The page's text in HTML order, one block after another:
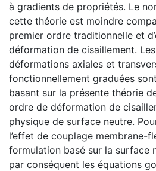
à gradients de propriétés. Le
cette théorie est moindre
premier ordre traditionnelle et
déformation de cisaillement.
déformations axiales et
fonctionnellement graduées
basant sur la présente théorie
ordre de déformation de
physique de surface neutre.
l’effet de couplage membrane-
formulation basé sur la surface
par conséquent les équations